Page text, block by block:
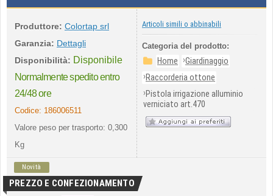
Produttore: Colortap srl
Garanzia: Dettagli
Disponibilità: Disponibile
Normalmente spedito entro
24/48 ore
Codice: 186006511
Valore peso per trasporto: 0,300
Kg
Articoli simili o abbinabili
Categoria del prodotto:
Home ›Giardinaggio
›Raccorderia ottone
›Pistola irrigazione alluminio
verniciato art.470
Novità
PREZZO E CONFEZIONAMENTO